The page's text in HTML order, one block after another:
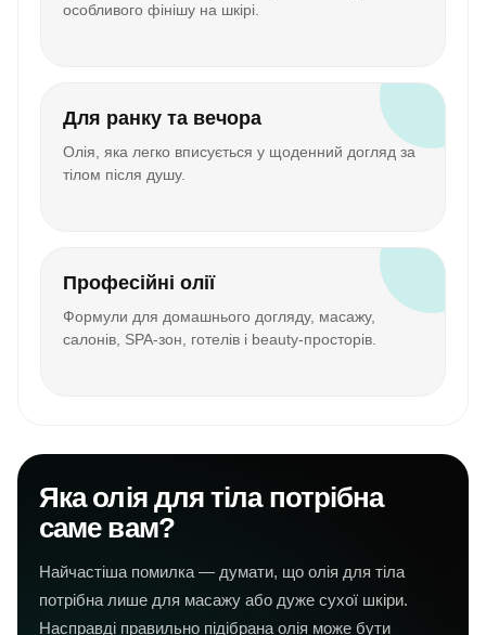
особливого фінішу на шкірі.
Для ранку та вечора
Олія, яка легко вписується у щоденний догляд за
тілом після душу.
Професійні олії
Формули для домашнього догляду, масажу,
салонів, SPA-зон, готелів і beauty-просторів.
Яка олія для тіла потрібна
саме вам?
Найчастіша помилка — думати, що олія для тіла
потрібна лише для масажу або дуже сухої шкіри.
Насправді правильно підібрана олія може бути